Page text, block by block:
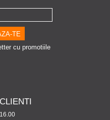
cu promotiile